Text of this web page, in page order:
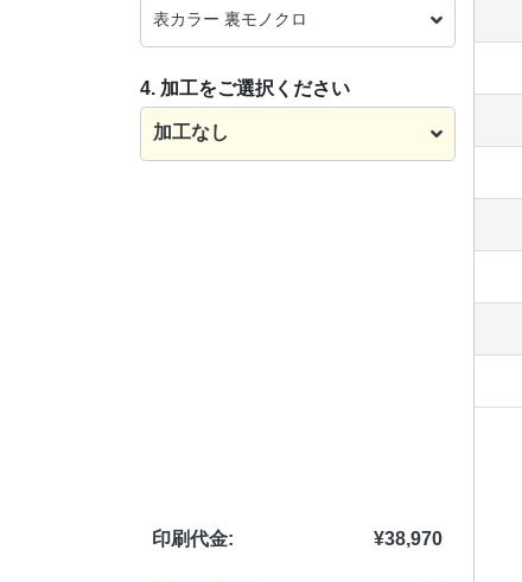
表カラー 裏モノクロ
4. 加工をご選択ください
加工なし
印刷代金: ¥38,970